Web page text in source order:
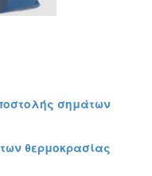
σημάτων
θερμοκρασίας